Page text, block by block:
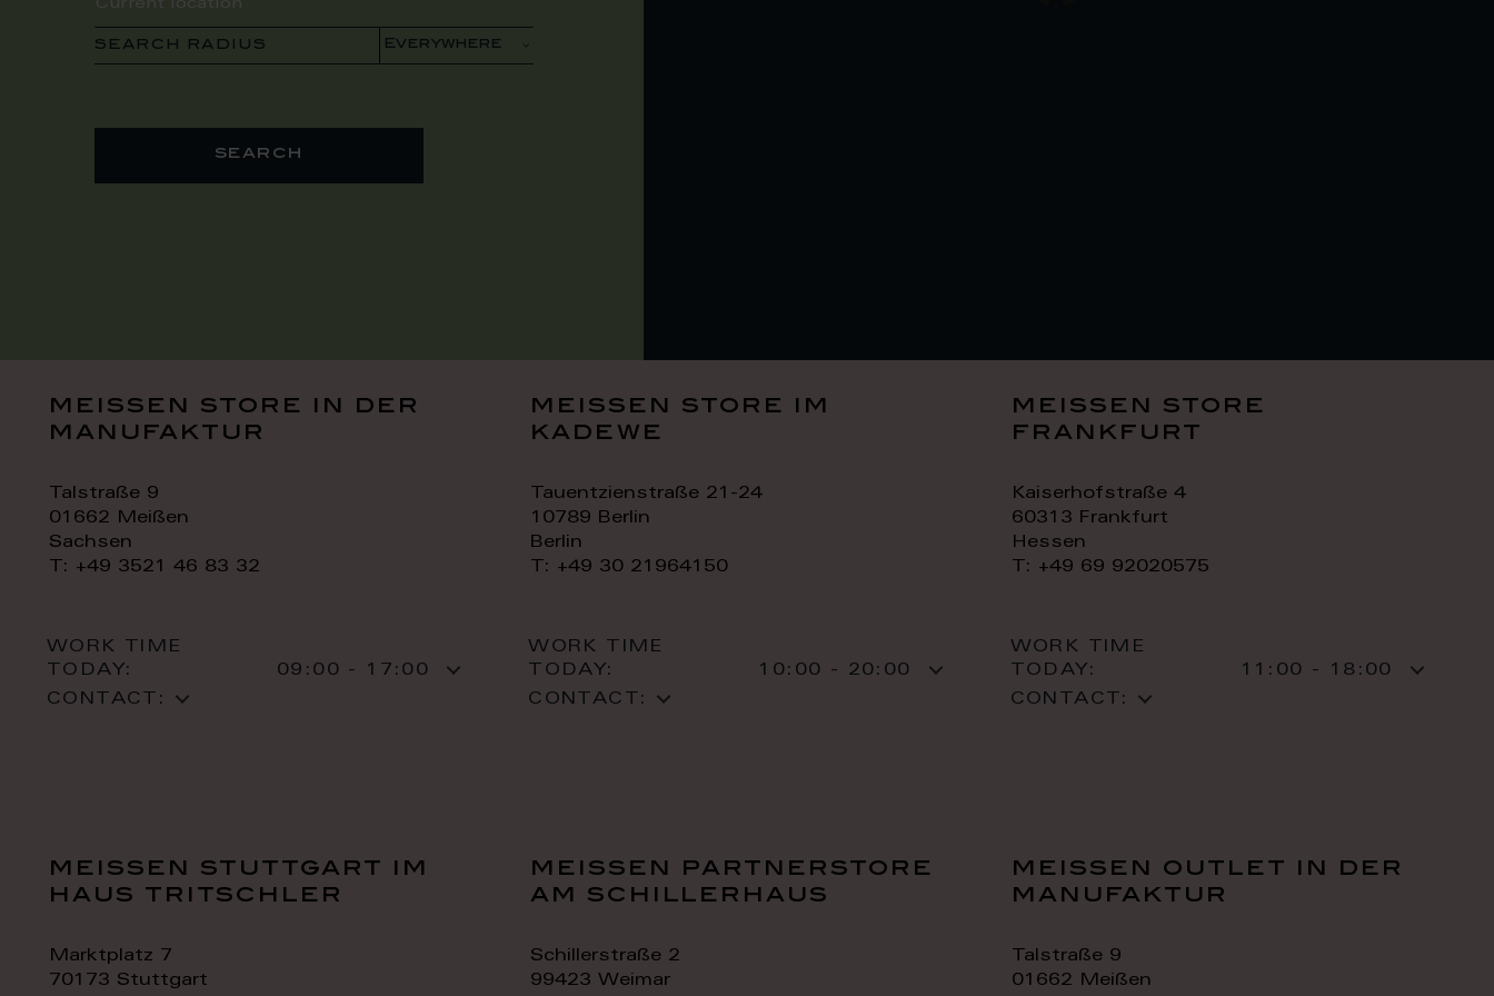
SEARCH RADIUS
search
meissen store in der
manufaktur
Talstraße 9
01662 Meißen
Sachsen
T: +49 3521 46 83 32
WORK TIME
TODAY:
09:00 - 17:00
CONTACT:
meissen store im
kadewe
Tauentzienstraße 21-24
10789 Berlin
Berlin
T: +49 30 21964150
WORK TIME
TODAY:
10:00 - 20:00
CONTACT:
meissen store
frankfurt
Kaiserhofstraße 4
60313 Frankfurt
Hessen
T: +49 69 92020575
WORK TIME
TODAY:
11:00 - 18:00
CONTACT:
meissen stuttgart im
haus tritschler
Marktplatz 7
70173 Stuttgart
meissen partnerstore
am schillerhaus
Schillerstraße 2
99423 Weimar
meissen outlet in der
manufaktur
Talstraße 9
01662 Meißen